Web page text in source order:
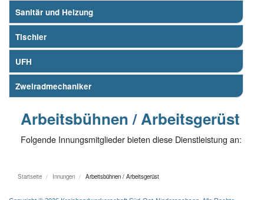
Sanitär und Heizung
Tischler
UFH
Zweiradmechaniker
Arbeitsbühnen / Arbeitsgerüst
Folgende Innungsmitglieder bieten diese Dienstleistung an:
Startseite Innungen Arbeitsbühnen / Arbeitsgerüst